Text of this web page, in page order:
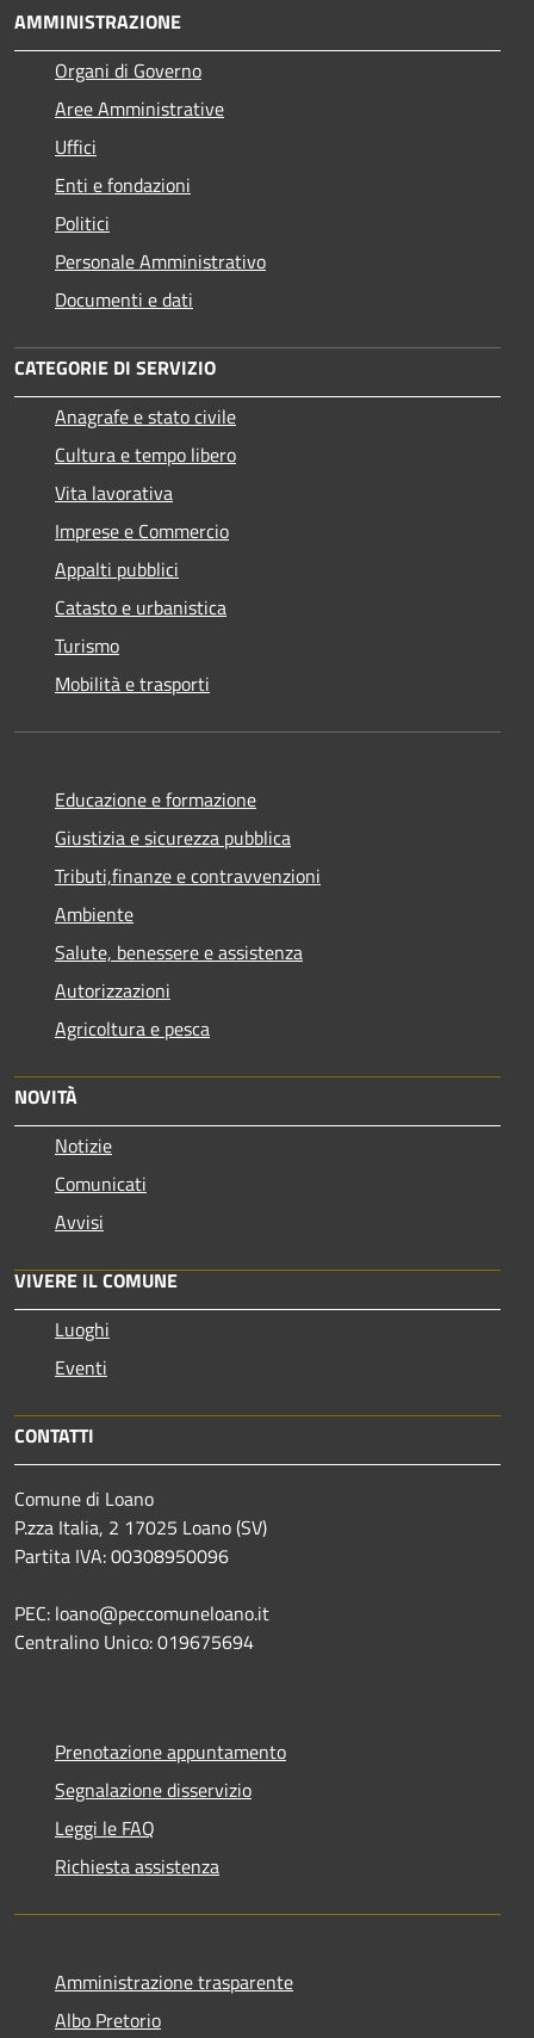
AMMINISTRAZIONE
Organi di Governo
Aree Amministrative
Uffici
Enti e fondazioni
Politici
Personale Amministrativo
Documenti e dati
CATEGORIE DI SERVIZIO
Anagrafe e stato civile
Cultura e tempo libero
Vita lavorativa
Imprese e Commercio
Appalti pubblici
Catasto e urbanistica
Turismo
Mobilità e trasporti
Educazione e formazione
Giustizia e sicurezza pubblica
Tributi,finanze e contravvenzioni
Ambiente
Salute, benessere e assistenza
Autorizzazioni
Agricoltura e pesca
NOVITÀ
Notizie
Comunicati
Avvisi
VIVERE IL COMUNE
Luoghi
Eventi
CONTATTI
Comune di Loano
P.zza Italia, 2 17025 Loano (SV)
Partita IVA: 00308950096
PEC: loano@peccomuneloano.it
Centralino Unico: 019675694
Prenotazione appuntamento
Segnalazione disservizio
Leggi le FAQ
Richiesta assistenza
Amministrazione trasparente
Albo Pretorio